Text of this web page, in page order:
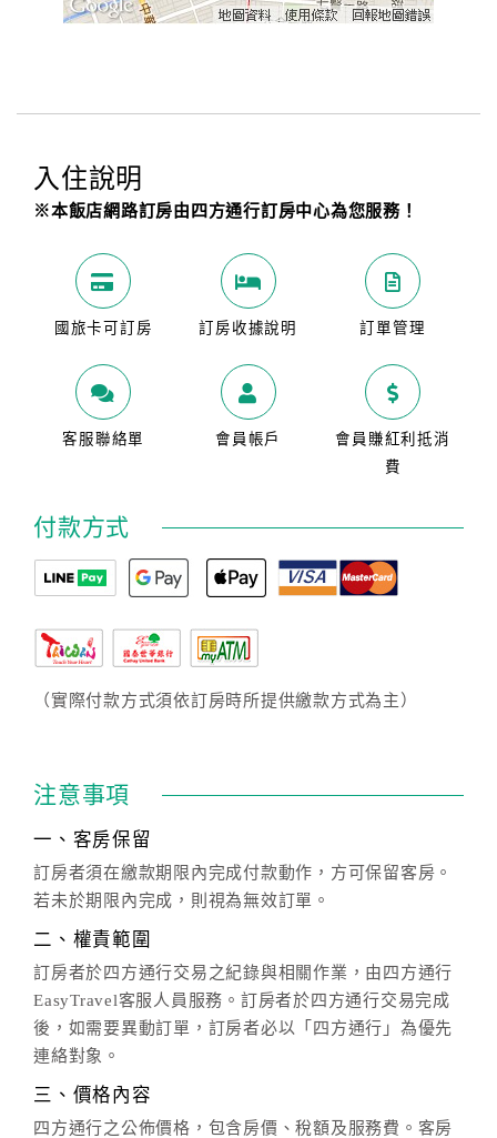
入住說明
※本飯店網路訂房由四方通行訂房中心為您服務！
國旅卡可訂房 訂房收據說明 訂單管理
客服聯絡單 會員帳戶
會員賺紅利抵消
費
付款方式
（實際付款方式須依訂房時所提供繳款方式為主）
注意事項
一、客房保留
訂房者須在繳款期限內完成付款動作，方可保留客房。
若未於期限內完成，則視為無效訂單。
二、權責範圍
訂房者於四方通行交易之紀錄與相關作業，由四方通行
EasyTravel客服人員服務。訂房者於四方通行交易完成
後，如需要異動訂單，訂房者必以「四方通行」為優先
連絡對象。
三、價格內容
四方通行之公佈價格，包含房價、稅額及服務費。客房